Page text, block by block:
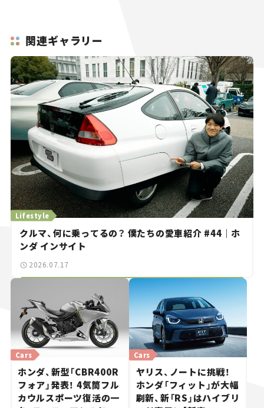
関連ギャラリー
Lifestyle
クルマ、何に乗ってるの？ 僕たちの愛車紹介 #44｜ホ
ンダ インサイト
2026.07.17
Cars
ホンダ、新型「CBR400R
フォア」発表！ 4気筒フル
カウルスポーツ復活の一
Cars
ヤリス、ノートに挑戦！
ホンダ「フィット」が大幅
刷新、新「RS」はハイブリ